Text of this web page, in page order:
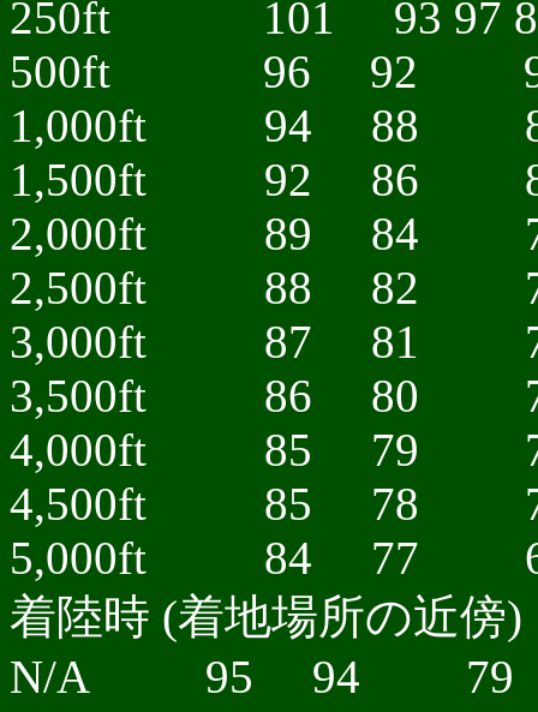
250ft 101 93 97
500ft 96 92
1,000ft 94 88
1,500ft 92 86
2,000ft 89 84
2,500ft 88 82
3,000ft 87 81
3,500ft 86 80
4,000ft 85 79
4,500ft 85 78
5,000ft 84 77
着陸時 (着地場所の近傍)
N/A 95 94 79